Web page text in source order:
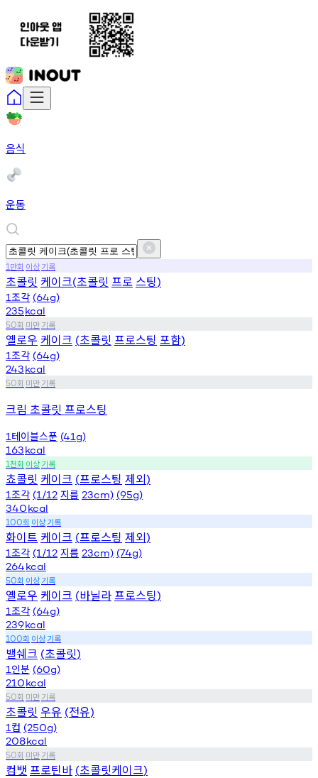
음식
운동
1 만회 이상기록
초콜릿 케이크(초콜릿 프로 스팅)
1조각 (64g)
235kcal
50회 미만기록
옐로우 케이크 (초콜릿 프로스팅 포함)
1조각 (64g)
243kcal
50회 미만기록
크림 초콜릿 프로스팅
1 테이블스푼 (41g)
163kcal
1천회 이상기록
쵸콜릿 케이크 (프로스팅 제외)
1조각 (1/12 지름 23cm) (95g)
340kcal
100회 이상기록
화이트 케이크 (프로스팅 제외)
1조각 (1/12 지름 23cm) (74g)
264kcal
50회 이상기록
옐로우 케이크 (바닐라프로스팅)
1조각 (64g)
239kcal
100회 이상기록
밸쉐크 (초콜릿)
1 인분 (60g)
210kcal
50회 미만기록
초콜릿 우유 (전유)
1 컵 (250g)
208kcal
50회 미만기록
컴뱃 프로틴바 (초콜릿케이크)